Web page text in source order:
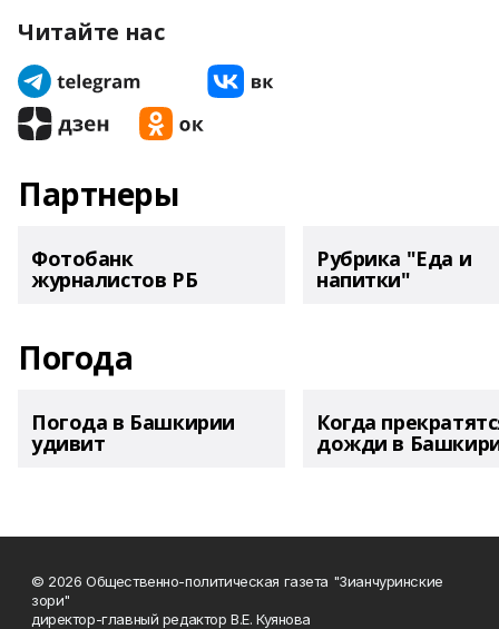
Читайте нас
Партнеры
Фотобанк
журналистов РБ
Рубрика "Еда и
напитки"
Погода
Погода в Башкирии
удивит
Когда
дожди в
© 2026 Общественно-политическая газета "Зианчуринские
зори"
директор-главный редактор В.Е. Куянова